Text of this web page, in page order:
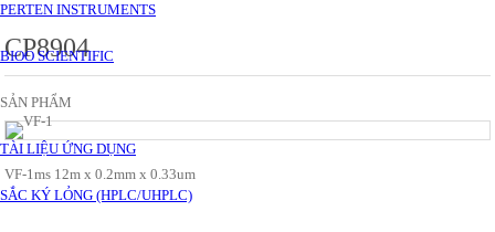
PERTEN INSTRUMENTS
BIOO SCIENTIFIC
SẢN PHẨM
TÀI LIỆU ỨNG DỤNG
SẮC KÝ LỎNG (HPLC/UHPLC)
CP8904
VF-1ms 12m x 0.2mm x 0.33um